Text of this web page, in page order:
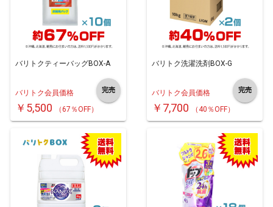
バリトクティーバッグBOX-A
バリトク会員価格
￥5,500 （67％OFF）
完売
バリトク洗濯洗剤BOX-G
バリトク会員価格
￥7,700 （40％OFF）
完売